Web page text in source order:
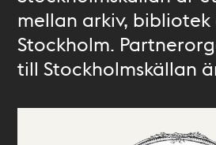
mellan arkiv, bibliotek
Stockholm.
till Stockholmskällan